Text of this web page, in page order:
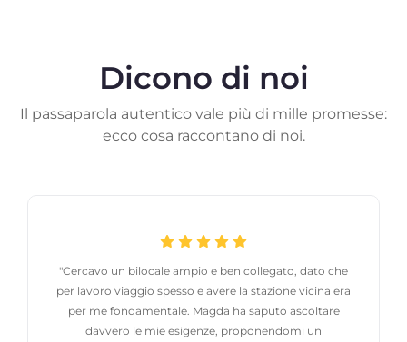
Dicono di noi
Il passaparola autentico vale più di mille promesse:
ecco cosa raccontano di noi.
"Cercavo un bilocale ampio e ben collegato, dato che
per lavoro viaggio spesso e avere la stazione vicina era
per me fondamentale. Magda ha saputo ascoltare
davvero le mie esigenze, proponendomi un